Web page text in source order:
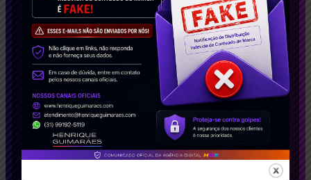
Digital Inteligente. Com um portfólio repleto de
casos de sucesso, impactamos empresas no
Brasil e no exterior. Solicite agora seu estudo de
caso gratuito e descubra como podemos
transformar seu negócio!
Conecte-se Conosco!